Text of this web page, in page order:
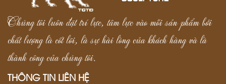
Chúng tôi luôn đặt trí lực, tâm lực vào mỗi sản phẩm bởi
chất lượng là cốt lõi, là sự hài lòng của khách hàng và là
thành công của chúng tôi.
THÔNG TIN LIÊN HỆ